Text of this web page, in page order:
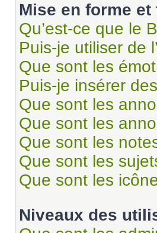
Mise en forme
Qu’est-ce que le
Puis-je utiliser de
Que sont les
Puis-je insérer
Que sont les
Que sont les
Que sont les
Que sont les
Que sont les
Niveaux des